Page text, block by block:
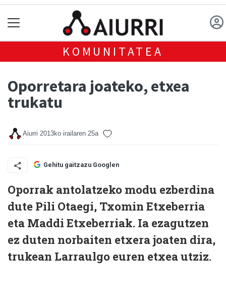
KOMUNITATEA
Oporretara joateko, etxea
trukatu
Aiurri 2013ko irailaren 25a
Gehitu gaitzazu Googlen
Oporrak antolatzeko modu ezberdina
dute Pili Otaegi, Txomin Etxeberria
eta Maddi Etxeberriak. Ia ezagutzen
ez duten norbaiten etxera joaten dira,
trukean Larraulgo euren etxea utziz.